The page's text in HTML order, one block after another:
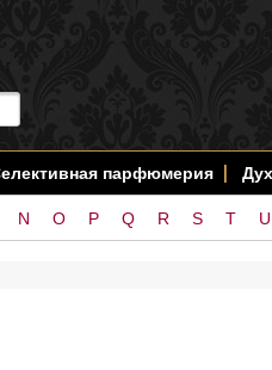
парфюмерия
N O P Q R S T U